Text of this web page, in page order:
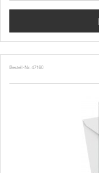
Bestell-Nr. 47160